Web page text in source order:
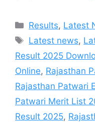
Categories
Results, Latest
Tags
Latest news,
Result 2025
Online, Rajasthan
Rajasthan Patwari
Patwari Merit List
Result 2025,